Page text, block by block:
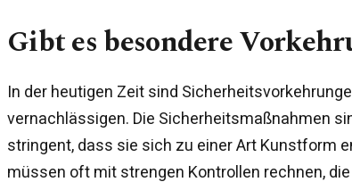
Gibt es besondere
In der heutigen Zeit sind
vernachlässigen. Die Sicherheitsmaßnahmen
stringent, dass sie sich zu einer Art Kunstform
müssen oft mit strengen Kontrollen rechnen,